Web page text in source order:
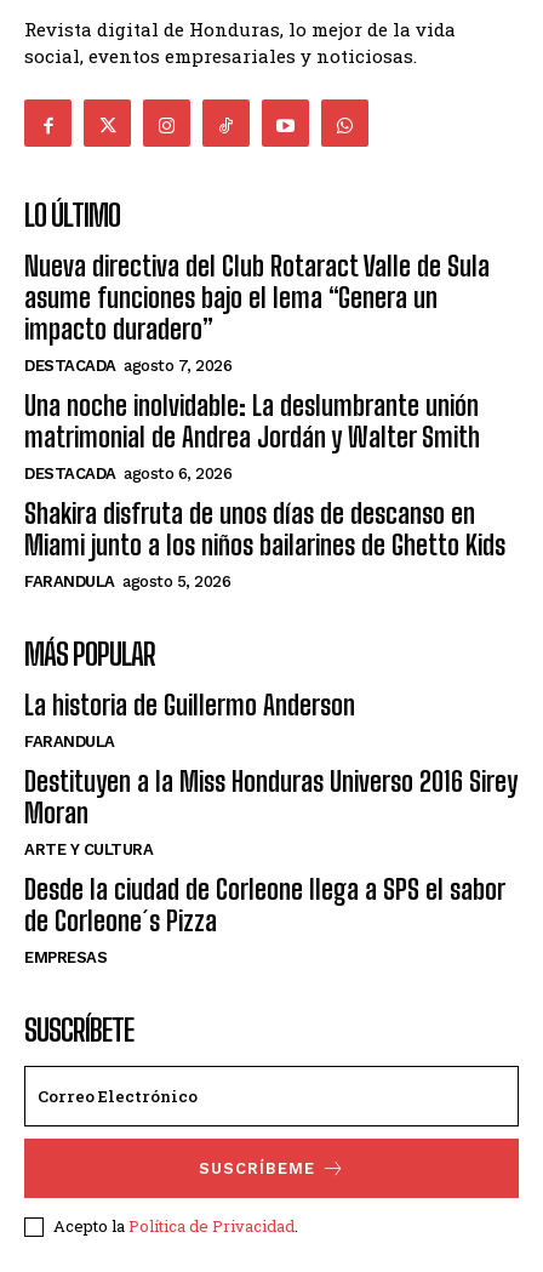
Revista digital de Honduras, lo mejor de la vida
social, eventos empresariales y noticiosas.
LO ÚLTIMO
Nueva directiva del Club Rotaract Valle de Sula
asume funciones bajo el lema “Genera un
impacto duradero”
DESTACADA agosto 7, 2026
Una noche inolvidable: La deslumbrante unión
matrimonial de Andrea Jordán y Walter Smith
DESTACADA agosto 6, 2026
Shakira disfruta de unos días de descanso en
Miami junto a los niños bailarines de Ghetto Kids
FARANDULA agosto 5, 2026
MÁS POPULAR
La historia de Guillermo Anderson
FARANDULA
Destituyen a la Miss Honduras Universo 2016 Sirey
Moran
ARTE Y CULTURA
Desde la ciudad de Corleone llega a SPS el sabor
de Corleone´s Pizza
EMPRESAS
SUSCRÍBETE
SUSCRÍBEME
Acepto laPolítica de Privacidad.